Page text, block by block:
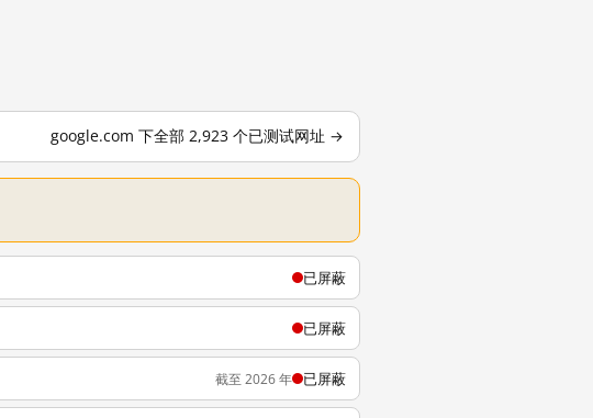
google.com 下全部 2,923 个已测试网址 →
已屏蔽
已屏蔽
截至 2026 年 已屏蔽